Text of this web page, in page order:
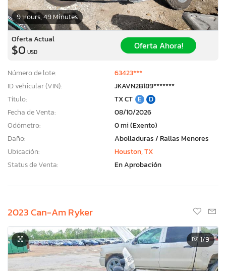
9 Hours, 49 Minutes
Oferta Actual
$0 USD
Oferta Ahora!
Número de lote:
63423***
ID vehicular (VIN):
JKAVN2B189*******
Título:
TX CT E
D
Fecha de Venta:
08/10/2026
Odómetro:
0 mi (Exento)
Daño:
Abolladuras / Rallas Menores
Ubicación:
Houston, TX
Status de Venta:
En Aprobación
2023 Can-Am Ryker
1/9